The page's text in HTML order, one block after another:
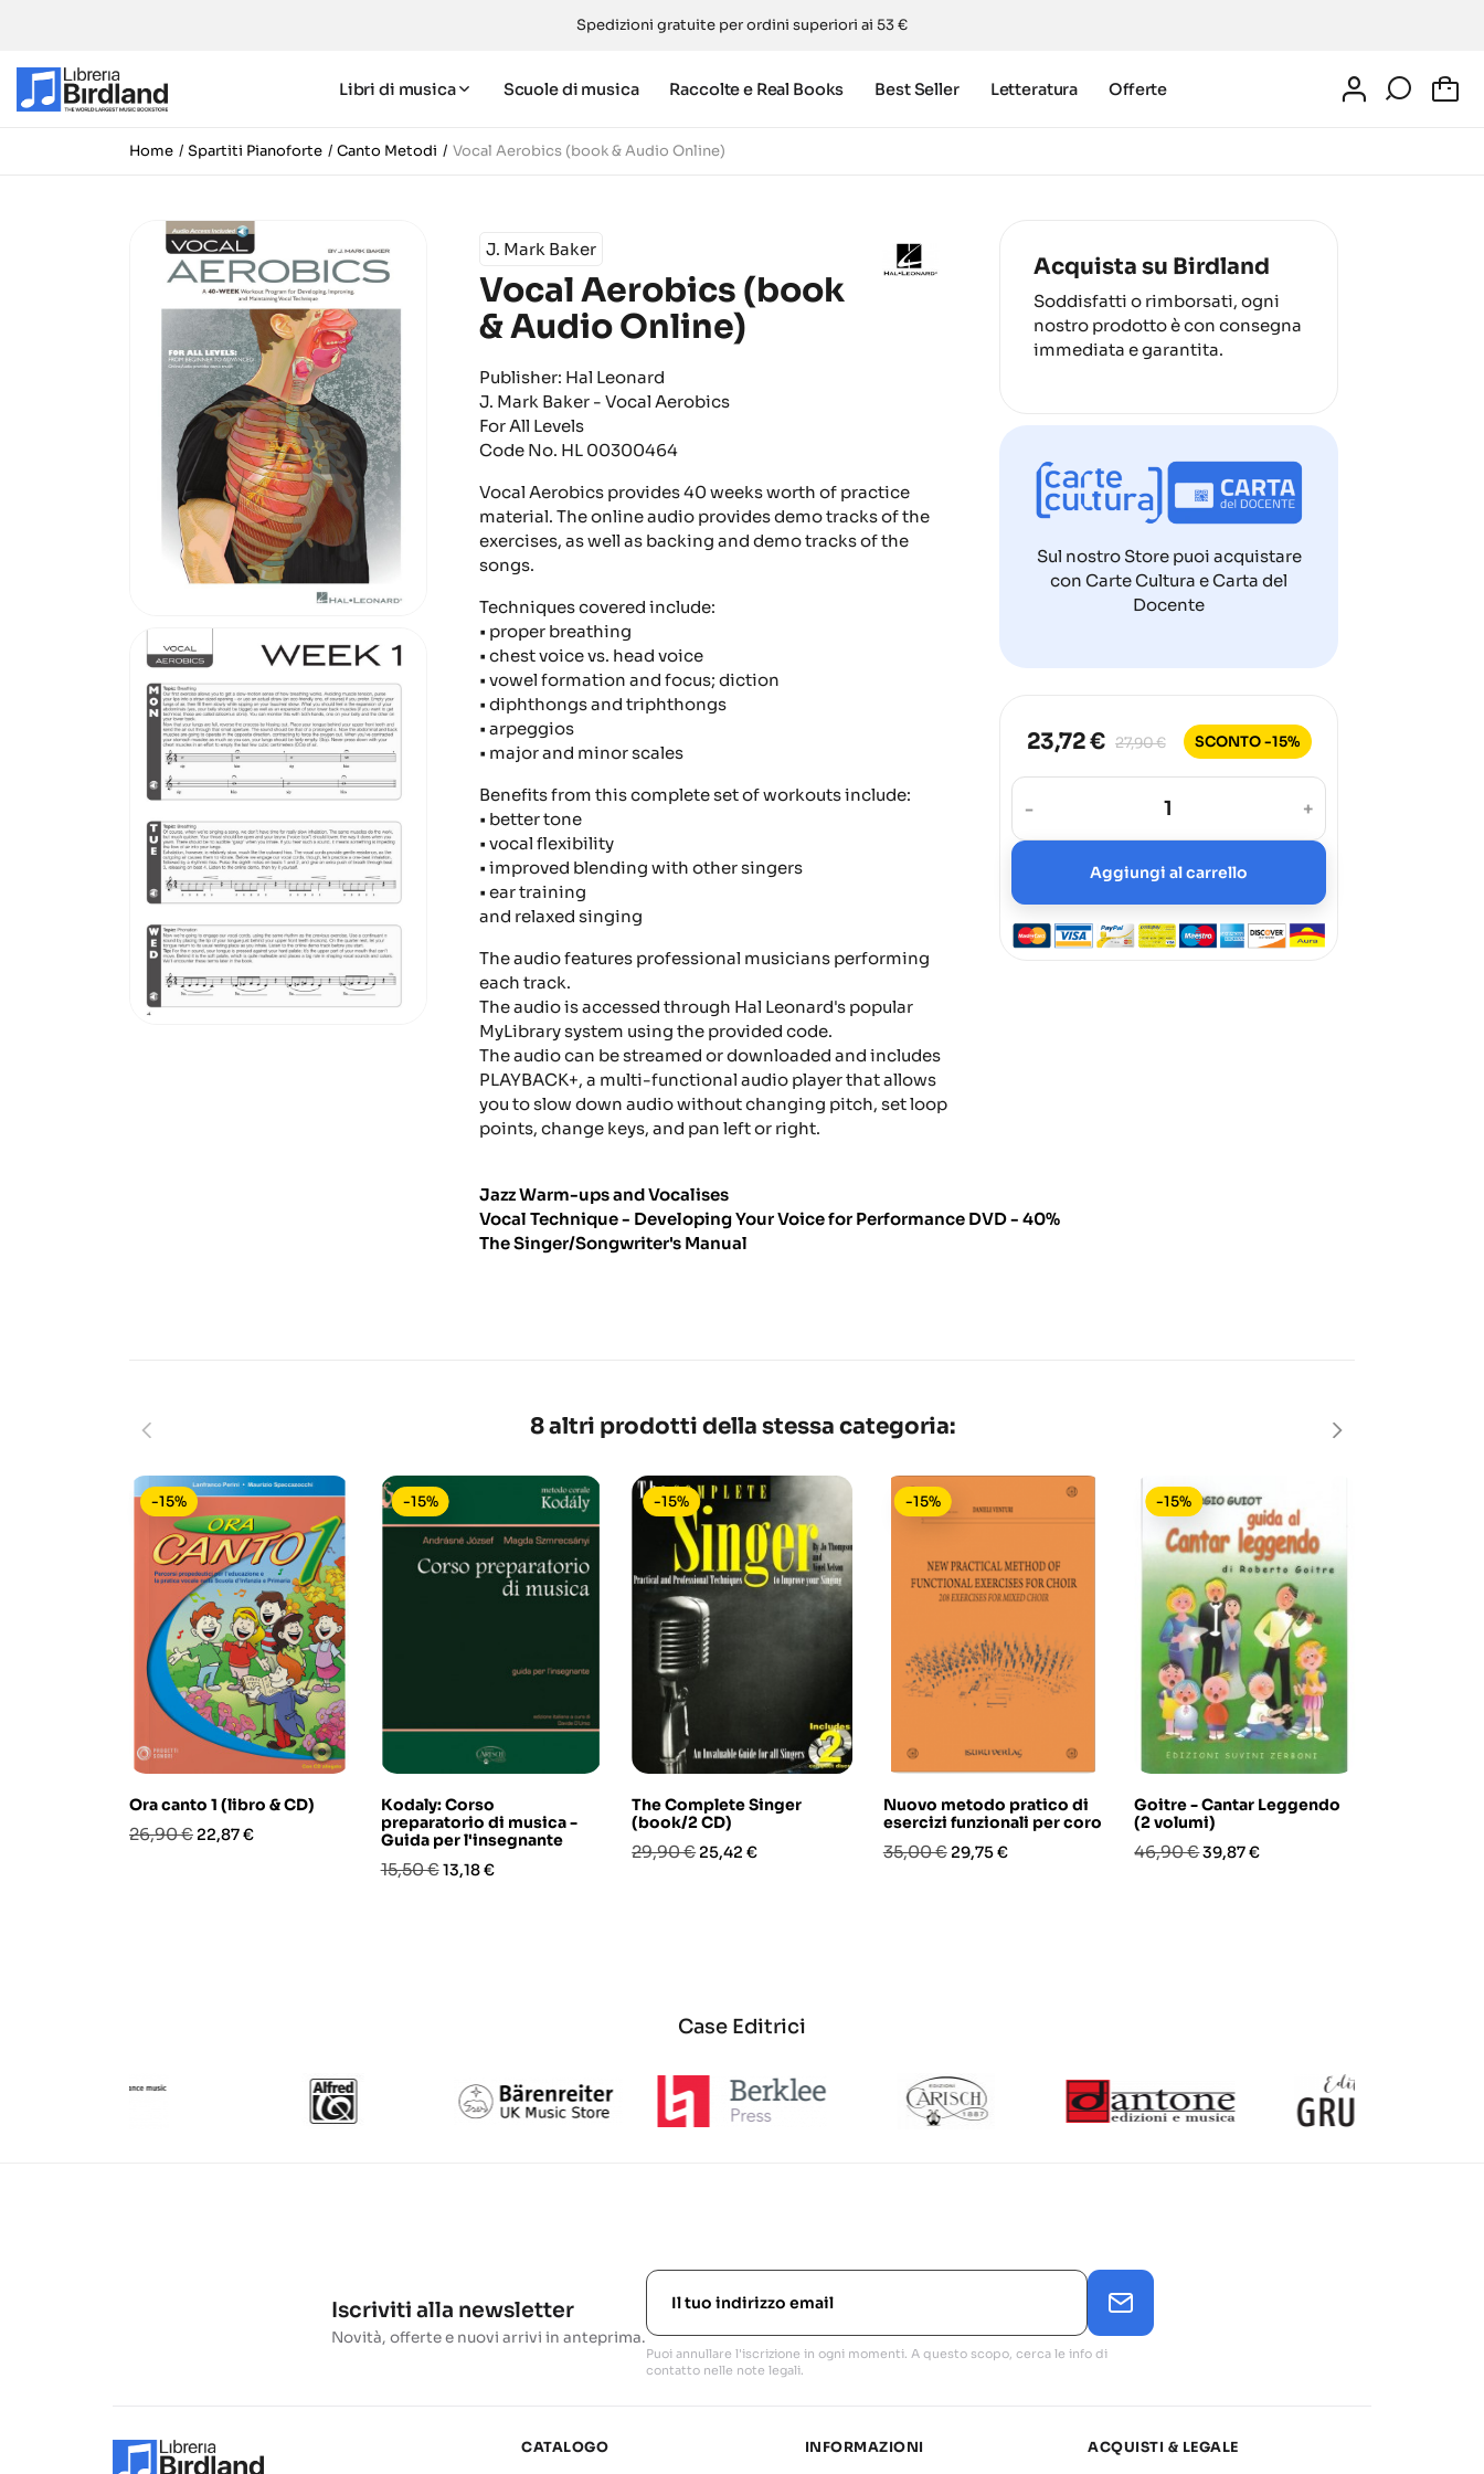
Spedizioni gratuite per ordini superiori ai 53 €
Libri di musica Scuole di musica Raccolte e Real Books Best Seller Letteratura Offerte
Home Spartiti Pianoforte Canto Metodi Vocal Aerobics (book & Audio Online)
J. Mark Baker
Vocal Aerobics (book
& Audio Online)
Publisher: Hal Leonard
J. Mark Baker - Vocal Aerobics
For All Levels
Code No. HL 00300464
Vocal Aerobics provides 40 weeks worth of practice
material. The online audio provides demo tracks of the
exercises, as well as backing and demo tracks of the
songs.
Techniques covered include:
• proper breathing
• chest voice vs. head voice
• vowel formation and focus; diction
• diphthongs and triphthongs
• arpeggios
• major and minor scales
Benefits from this complete set of workouts include:
• better tone
• vocal flexibility
• improved blending with other singers
• ear training
and relaxed singing
The audio features professional musicians performing
each track.
The audio is accessed through Hal Leonard's popular
MyLibrary system using the provided code.
The audio can be streamed or downloaded and includes
PLAYBACK+, a multi-functional audio player that allows
you to slow down audio without changing pitch, set loop
points, change keys, and pan left or right.
Jazz Warm-ups and Vocalises
Vocal Technique - Developing Your Voice for Performance DVD - 40%
The Singer/Songwriter's Manual
Acquista su Birdland
Soddisfatti o rimborsati, ogni
nostro prodotto è con consegna
immediata e garantita.
Sul nostro Store puoi acquistare
con Carte Cultura e Carta del
Docente
23,72 € 27,90 € SCONTO -15%
- +
Aggiungi al carrello
8 altri prodotti della stessa categoria:
Ora canto 1 (libro & CD)
Prezzo
26,90 € Prezzo
22,87 €
-15%
Kodaly: Corso
preparatorio di musica -
Guida per l'insegnante
Prezzo
15,50 €Prezzo
13,18 €
-15%
The Complete Singer
(book/2 CD)
Prezzo
29,90 € Prezzo
25,42 €
-15%
Nuovo metodo pratico di
esercizi funzionali per coro
Prezzo
35,00 € Prezzo
29,75 €
-15%
Goitre - Cantar Leggendo
(2 volumi)
Prezzo
46,90 €Prezzo
39,87 €
-15%
Case Editrici
Iscriviti alla newsletter
Novità, offerte e nuovi arrivi in anteprima.
Puoi annullare l'iscrizione in ogni momenti. A questo scopo, cerca le info di
contatto nelle note legali.
CATALOGO INFORMAZIONI ACQUISTI & LEGALE